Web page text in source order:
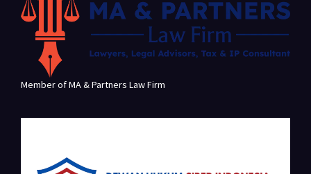
Member of MA & Partners Law Firm